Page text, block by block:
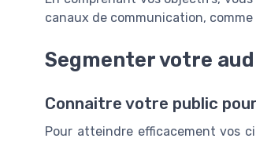
canaux de communication,
Segmenter votre
Connaitre votre public
Pour atteindre efficacement vos